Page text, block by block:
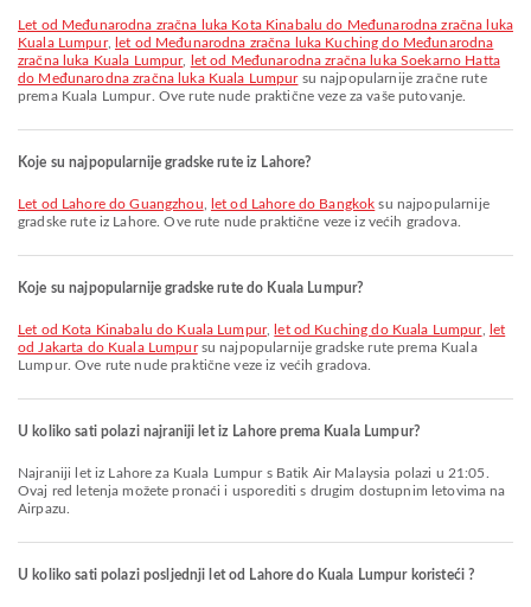
let od Međunarodna zračna luka Kota Kinabalu do Međunarodna zračna luka
Kuala Lumpur,
let od Međunarodna zračna luka Kuching do Međunarodna
zračna luka Kuala Lumpur,
let od Međunarodna zračna luka Soekarno Hatta
do Međunarodna zračna luka Kuala Lumpursu najpopularnije zračne rute
prema Kuala Lumpur. Ove rute nude praktične veze za vaše putovanje.
Koje su najpopularnije gradske rute iz Lahore?
let od Lahore do Guangzhou let od Lahore do Bangkok su najpopularnije
gradske rute iz Lahore. Ove rute nude praktične veze iz većih gradova.
Koje su najpopularnije gradske rute do Kuala Lumpur?
let od Kota Kinabalu do Kuala Lumpur, let od Kuching do Kuala Lumpur,
let
od Jakarta do Kuala Lumpursu najpopularnije gradske rute prema Kuala
Lumpur. Ove rute nude praktične veze iz većih gradova.
U koliko sati polazi najraniji let iz Lahore prema Kuala Lumpur?
Najraniji let iz Lahore za Kuala Lumpur s Batik Air Malaysia polazi u 21:05.
Ovaj red letenja možete pronaći i usporediti s drugim dostupnim letovima na
Airpazu.
U koliko sati polazi posljednji let od Lahore do Kuala Lumpur koristeći ?